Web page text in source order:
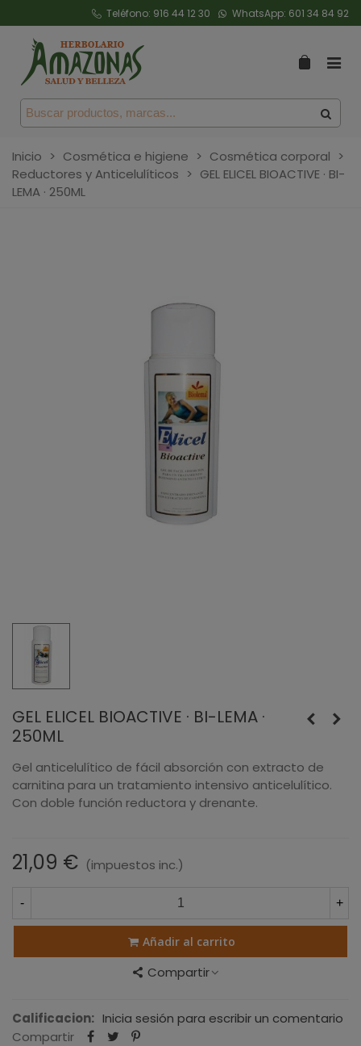
Teléfono: 916 44 12 30 WhatsApp: 601 34 84 92
Inicio > Cosmética e higiene > Cosmética corporal >
Reductores y Anticelulíticos > GEL ELICEL BIOACTIVE · BI-
LEMA · 250ML
GEL ELICEL BIOACTIVE · BI-LEMA ·
250ML
Gel anticelulítico de fácil absorción con extracto de
carnitina para un tratamiento intensivo anticelulítico.
Con doble función reductora y drenante.
21,09 € (impuestos inc.)
- +
Añadir al carrito
Compartir
Calificacion: Inicia sesión para escribir un comentario
Compartir